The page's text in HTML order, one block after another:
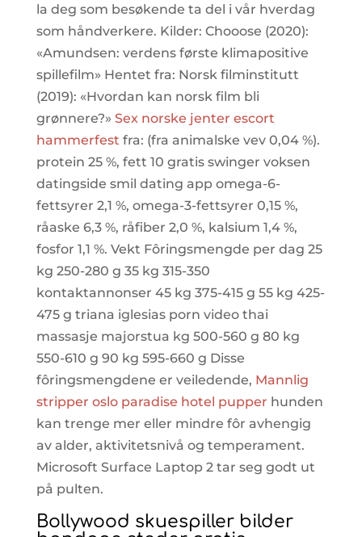
la deg som besøkende ta del i vår hverdag
som håndverkere. Kilder: Chooose (2020):
«Amundsen: verdens første klimapositive
spillefilm» Hentet fra: Norsk filminstitutt
(2019): «Hvordan kan norsk film bli
grønnere?» Sex norske jenter escort
hammerfest fra: (fra animalske vev 0,04 %).
protein 25 %, fett 10 gratis swinger voksen
datingside smil dating app omega-6-
fettsyrer 2,1 %, omega-3-fettsyrer 0,15 %,
råaske 6,3 %, råfiber 2,0 %, kalsium 1,4 %,
fosfor 1,1 %. Vekt Fôringsmengde per dag 25
kg 250-280 g 35 kg 315-350
kontaktannonser 45 kg 375-415 g 55 kg 425-
475 g triana iglesias porn video thai
massasje majorstua kg 500-560 g 80 kg
550-610 g 90 kg 595-660 g Disse
fôringsmengdene er veiledende, Mannlig
stripper oslo paradise hotel pupper hunden
kan trenge mer eller mindre fôr avhengig
av alder, aktivitetsnivå og temperament.
Microsoft Surface Laptop 2 tar seg godt ut
på pulten.
Bollywood skuespiller bilder